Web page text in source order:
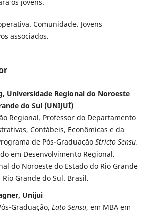
Comunidade. Jovens
associados.
Universidade Regional do Noroeste
do Sul (UNIJUÍ)
Regional. Professor do Departamento
Contábeis, Econômicas e da
de Pós-Graduação Stricto Sensu,
em Desenvolvimento Regional.
do Noroeste do Estado do Rio Grande
Grande do Sul. Brasil.
Unijui
Graduação, Lato Sensu, em MBA em